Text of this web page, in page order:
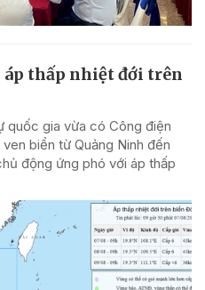
áp thấp nhiệt đới trên
quốc gia vừa có Công điện
biển từ Quảng Ninh đến
động ứng phó với áp thấp